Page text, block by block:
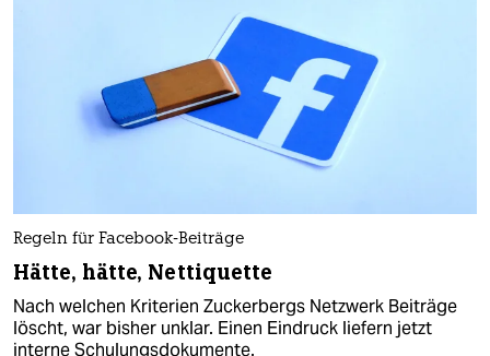
Regeln für Facebook-Beiträge
Hätte, hätte, Nettiquette
Nach welchen Kriterien Zuckerbergs Netzwerk Beiträge
löscht, war bisher unklar. Einen Eindruck liefern jetzt
interne Schulungsdokumente.